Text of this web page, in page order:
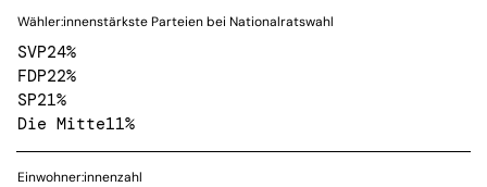
Wähler:innenstärkste Parteien bei Nationalratswahl
SVP24%
FDP22%
SP21%
Die Mitte11%
Einwohner:innenzahl